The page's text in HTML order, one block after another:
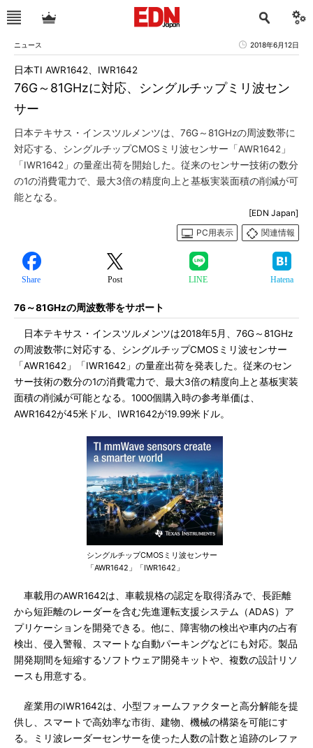
ニュース 2018年6月12日
76G～81GHzに対応、シングルチップミリ波セン
サー
日本TI AWR1642、IWR1642
日本テキサス・インスツルメンツは、76G～81GHzの周波数帯に
対応する、シングルチップCMOSミリ波センサー「AWR1642」
「IWR1642」の量産出荷を開始した。従来のセンサー技術の数分
の1の消費電力で、最大3倍の精度向上と基板実装面積の削減が可
能となる。
[EDN Japan]
PC用表示
関連情報
Share Post LINE Hatena
76～81GHzの周波数帯をサポート
日本テキサス・インスツルメンツは2018年5月、76G～81GHz
の周波数帯に対応する、シングルチップCMOSミリ波センサー
「AWR1642」「IWR1642」の量産出荷を発表した。従来のセン
サー技術の数分の1の消費電力で、最大3倍の精度向上と基板実装
面積の削減が可能となる。1000個購入時の参考単価は、
AWR1642が45米ドル、IWR1642が19.99米ドル。
シングルチップCMOSミリ波センサー
「AWR1642」「IWR1642」
車載用のAWR1642は、車載規格の認定を取得済みで、長距離
から短距離のレーダーを含む先進運転支援システム（ADAS）ア
プリケーションを開発できる。他に、障害物の検出や車内の占有
検出、侵入警報、スマートな自動パーキングなどにも対応。製品
開発期間を短縮するソフトウェア開発キットや、複数の設計リソ
ースも用意する。
産業用のIWR1642は、小型フォームファクターと高分解能を提
供し、スマートで高効率な市街、建物、機械の構築を可能にす
る。ミリ波レーダーセンサーを使った人数の計数と追跡のレファ